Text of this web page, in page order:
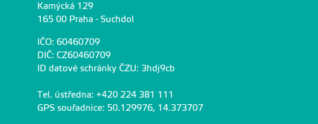
Kamýcká 129
165 00 Praha - Suchdol
IČO: 60460709
DIČ: CZ60460709
ID datové schránky ČZU: 3hdj9cb
Tel. ústředna: +420 224 381 111
GPS souřadnice: 50.129976, 14.373707